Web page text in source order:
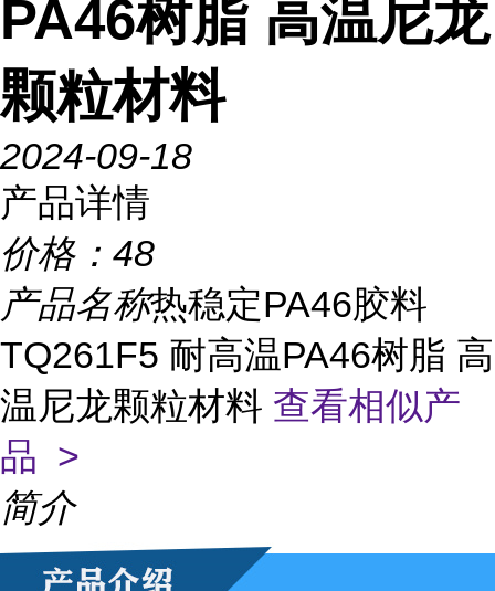
PA46树脂 高温尼龙
颗粒材料
2024-09-18
产品详情
价格： 48
产品名称热稳定PA46胶料
TQ261F5 耐高温PA46树脂 高
温尼龙颗粒材料 查看相似产
品 >
简介